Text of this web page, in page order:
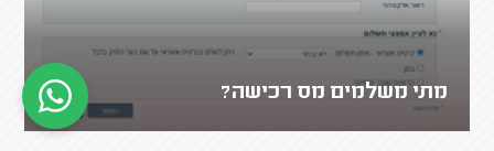
מתי משלמים מס רכישה?